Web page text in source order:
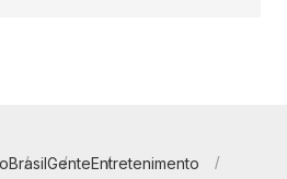
BrasilGenteEntretenimento